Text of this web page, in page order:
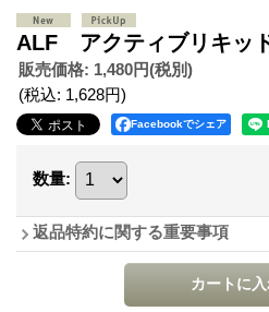
ALF アクティブリキッ
販売価格: 1,480円(税別)
(税込: 1,628円)
Facebookでシェア
数量:
返品特約に関する重要事項